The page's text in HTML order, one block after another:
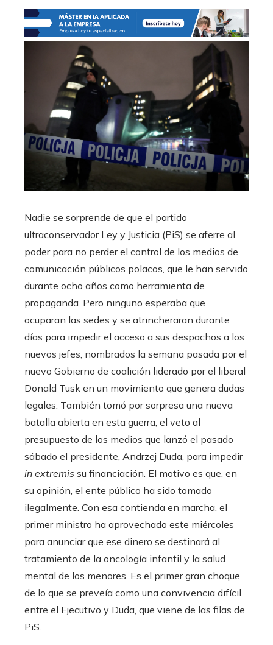
Nadie se sorprende de que el partido
ultraconservador Ley y Justicia (PiS) se aferre al
poder para no perder el control de los medios de
comunicación públicos polacos, que le han servido
durante ocho años como herramienta de
propaganda. Pero ninguno esperaba que
ocuparan las sedes y se atrincheraran durante
días para impedir el acceso a sus despachos a los
nuevos jefes, nombrados la semana pasada por el
nuevo Gobierno de coalición liderado por el liberal
Donald Tusk en un movimiento que genera dudas
legales. También tomó por sorpresa una nueva
batalla abierta en esta guerra, el veto al
presupuesto de los medios que lanzó el pasado
sábado el presidente, Andrzej Duda, para impedir
in extremis su financiación. El motivo es que, en
su opinión, el ente público ha sido tomado
ilegalmente. Con esa contienda en marcha, el
primer ministro ha aprovechado este miércoles
para anunciar que ese dinero se destinará al
tratamiento de la oncología infantil y la salud
mental de los menores. Es el primer gran choque
de lo que se preveía como una convivencia difícil
entre el Ejecutivo y Duda, que viene de las filas de
PiS.